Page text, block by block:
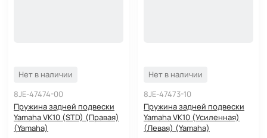
Нет в наличии
8JE-47474-00
Пружина задней подвески
Yamaha VK10 (STD) (Правая)
(Yamaha)
Нет в наличии
8JE-47473-10
Пружина задней подвески
Yamaha VK10 (Усиленная)
(Левая) (Yamaha)